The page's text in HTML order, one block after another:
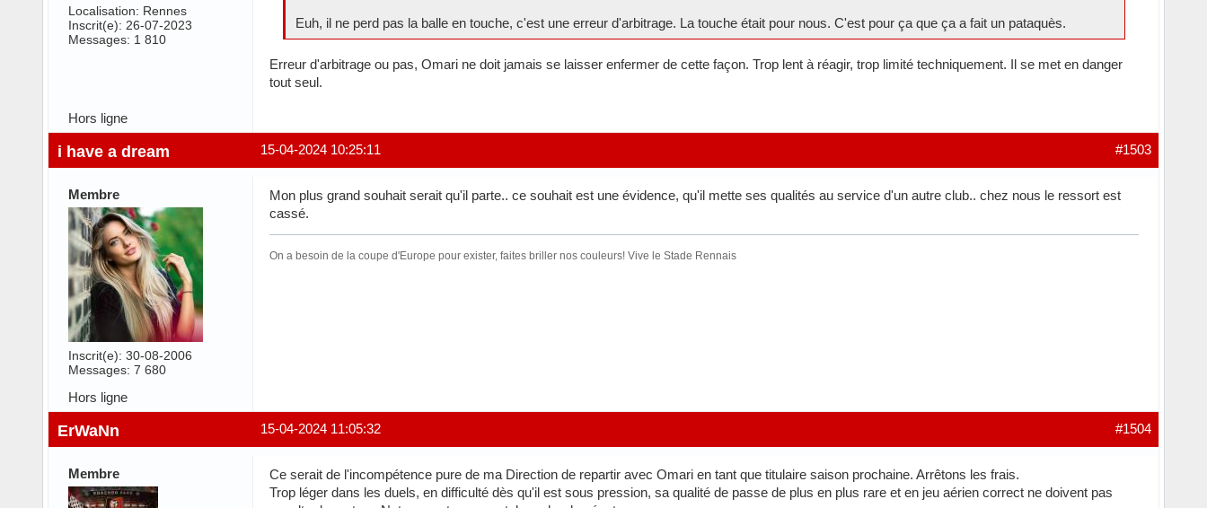
Localisation: Rennes
Inscrit(e): 26-07-2023
Messages: 1 810
Euh, il ne perd pas la balle en touche, c'est une erreur d'arbitrage. La touche était pour nous. C'est pour ça que ça a fait un pataquès.
Erreur d'arbitrage ou pas, Omari ne doit jamais se laisser enfermer de cette façon. Trop lent à réagir, trop limité techniquement. Il se met en danger
tout seul.
Hors ligne
#1503
15-04-2024 10:25:11
i have a dream
Membre
Inscrit(e): 30-08-2006
Messages: 7 680
Mon plus grand souhait serait qu'il parte.. ce souhait est une évidence, qu'il mette ses qualités au service d'un autre club.. chez nous le ressort est
cassé.
On a besoin de la coupe d'Europe pour exister, faites briller nos couleurs! Vive le Stade Rennais
Hors ligne
#1504
15-04-2024 11:05:32
ErWaNn
Membre
Ce serait de l'incompétence pure de ma Direction de repartir avec Omari en tant que titulaire saison prochaine. Arrêtons les frais.
Trop léger dans les duels, en difficulté dès qu'il est sous pression, sa qualité de passe de plus en plus rare et en jeu aérien correct ne doivent pas